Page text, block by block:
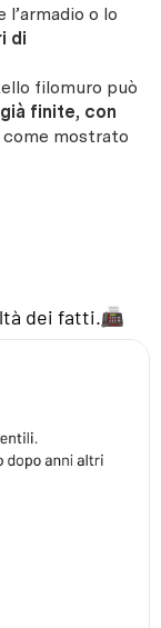
l’armadio o lo
di
filomuro può
finite, con
come mostrato
dei fatti.